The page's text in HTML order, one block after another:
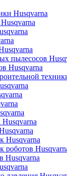
Husqvarna
пылесосов
Husqvarna
Husqvarna
Husqvarna
роботов
Husqvarna